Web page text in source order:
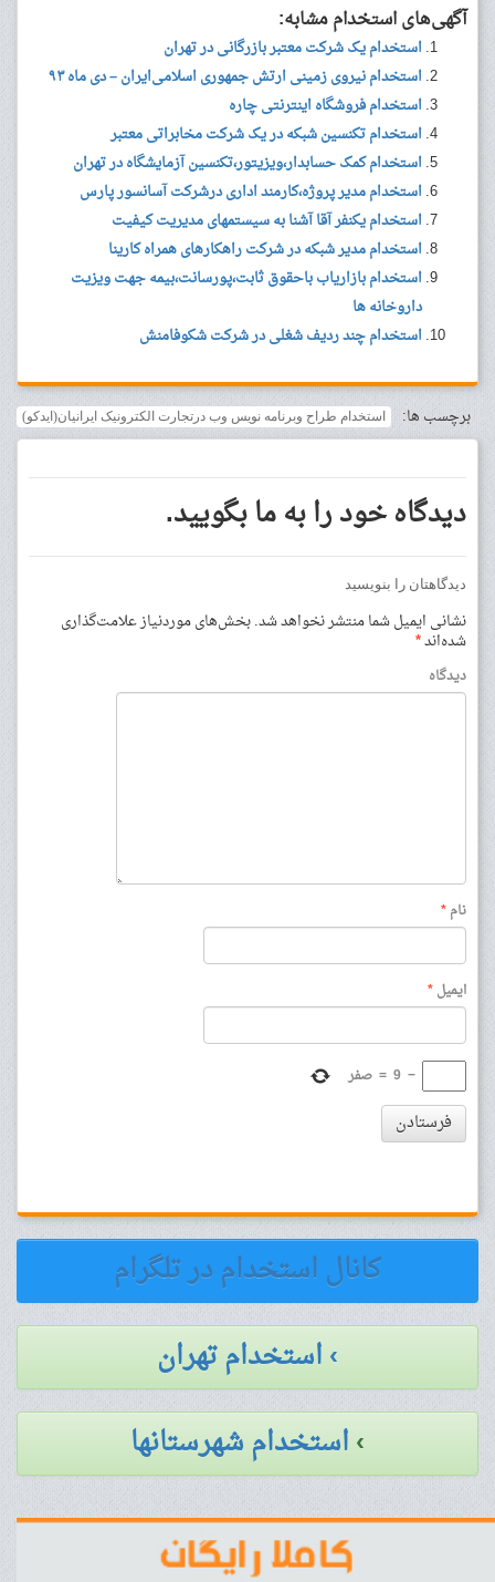
آگهی‌های استخدام مشابه:
استخدام یک شرکت معتبر بازرگانی در تهران
استخدام نیروی زمینی ارتش جمهوری اسلامی‌ایران – دی ماه ۹۳
استخدام فروشگاه اینترنتی چاره
استخدام تکنسین شبکه در یک شرکت مخابراتی معتبر
استخدام کمک حسابدار،ویزیتور،تکنسین آزمایشگاه در تهران
استخدام مدیر پروژه،کارمند اداری درشرکت آسانسور پارس
استخدام یکنفر آقا آشنا به سیستمهای مدیریت کیفیت
استخدام مدیر شبکه در شرکت راهکارهای همراه کارینا
استخدام بازاریاب باحقوق ثابت،پورسانت،بیمه جهت ویزیت
داروخانه ها
استخدام چند ردیف شغلی در شرکت شکوفامنش
برچسب ها: استخدام طراح وبرنامه نویس وب درتجارت الکترونیک ایرانیان(ایدکو)
دیدگاه خود را به ما بگویید.
دیدگاهتان را بنویسید
نشانی ایمیل شما منتشر نخواهد شد.بخش‌های موردنیاز علامت‌گذاری
شده‌اند*
دیدگاه
نام*
ایمیل*
−
9
= صفر
فرستادن
کانال استخدام در تلگرام
› استخدام تهران
›استخدام شهرستانها